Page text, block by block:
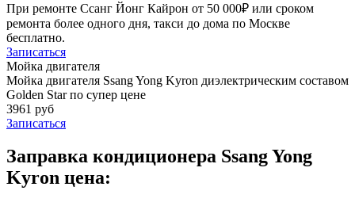
При ремонте Ссанг Йонг Кайрон от 50 000₽ или сроком
ремонта более одного дня, такси до дома по Москве
бесплатно.
Записаться
Мойка двигателя
Мойка двигателя Ssang Yong Kyron диэлектрическим составом
Golden Star по супер цене
3961 руб
Записаться
Заправка кондиционера Ssang Yong
Kyron цена: